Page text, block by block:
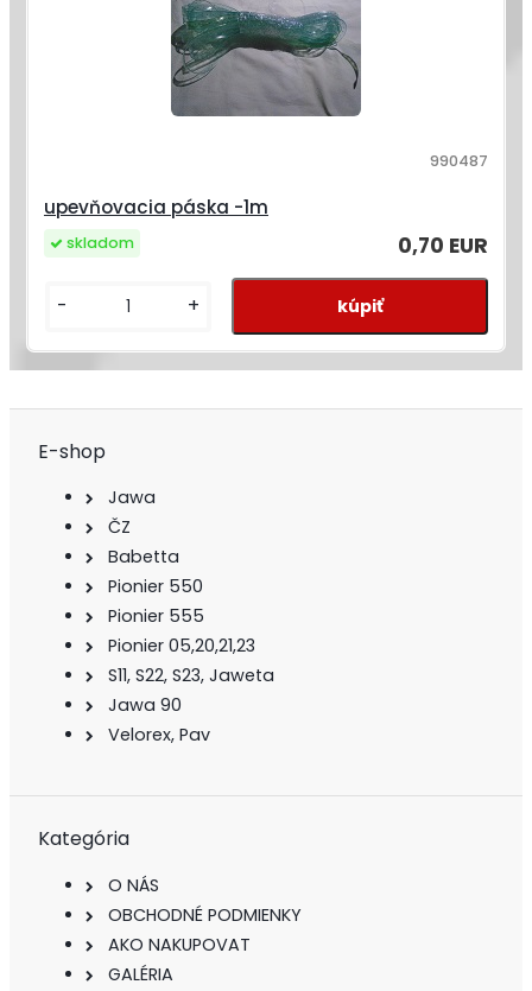
upevňovacia páska -1m
990487
0,70 EUR
skladom
- +
E-shop
Jawa
ČZ
Babetta
Pionier 550
Pionier 555
Pionier 05,20,21,23
S11, S22, S23, Jaweta
Jawa 90
Velorex, Pav
Kategória
O NÁS
OBCHODNÉ PODMIENKY
AKO NAKUPOVAT
GALÉRIA